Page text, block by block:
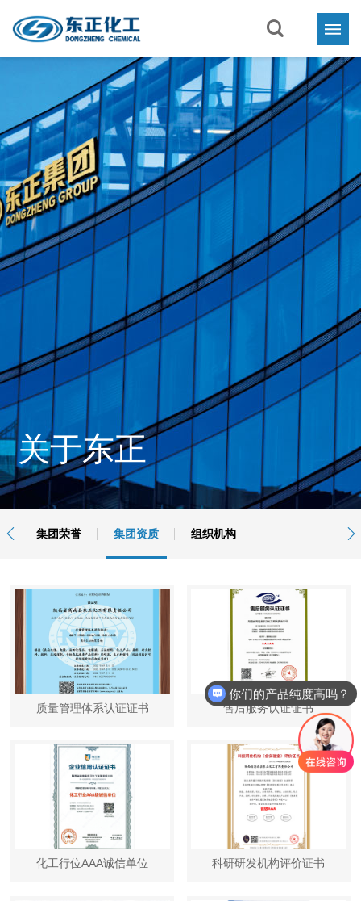
关于东正 
业务与产品
新闻中心 
联系我们
关于东正
集团荣誉 集团资质 组织机构
 
质量管理体系认证证书 售后服务认证证书
化工行位AAA诚信单位 科研研发机构评价证书
你们的产品纯度高吗？